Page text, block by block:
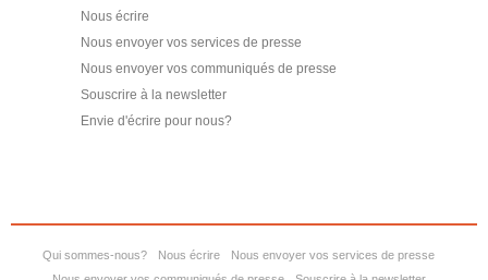
Nous écrire
Nous envoyer vos services de presse
Nous envoyer vos communiqués de presse
Souscrire à la newsletter
Envie d'écrire pour nous?
Qui sommes-nous? Nous écrire
Nous envoyer vos services de presse